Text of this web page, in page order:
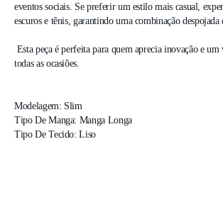
eventos sociais. Se preferir um estilo mais casual,
escuros e tênis, garantindo uma combinação despojada
todas as ocasiões.
Modelagem: Slim
Tipo De Manga: Manga Longa
Tipo De Tecido: Liso